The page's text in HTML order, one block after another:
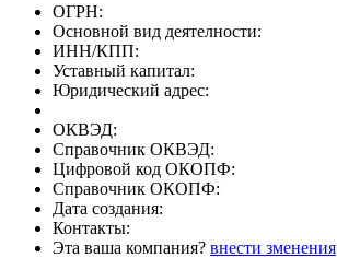
ОГРН:
Основной вид деятелности:
ИНН/КПП:
Уставный капитал:
Юридический адрес:
ОКВЭД:
Справочник ОКВЭД:
Цифровой код ОКОПФ:
Справочник ОКОПФ:
Дата создания:
Контакты:
Эта ваша компания? внести зменения